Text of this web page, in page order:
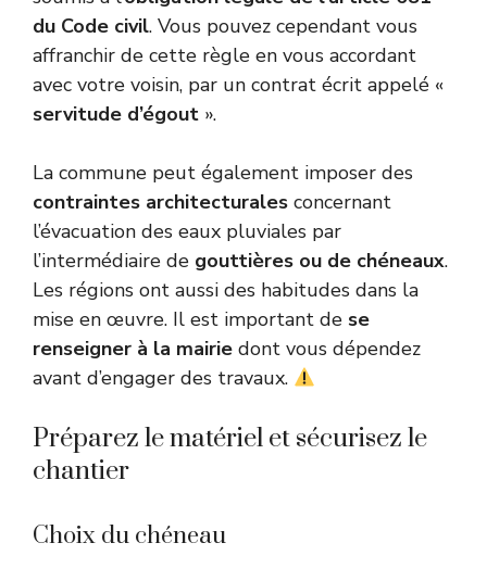
du Code civil. Vous pouvez cependant vous
affranchir de cette règle en vous accordant
avec votre voisin, par un contrat écrit appelé «
servitude d’égout ».
La commune peut également imposer des
contraintes architecturales concernant
l’évacuation des eaux pluviales par
l’intermédiaire de gouttières ou de chéneaux.
Les régions ont aussi des habitudes dans la
mise en œuvre. Il est important de se
renseigner à la mairie dont vous dépendez
avant d’engager des travaux.
Préparez le matériel et sécurisez le
chantier
Choix du chéneau